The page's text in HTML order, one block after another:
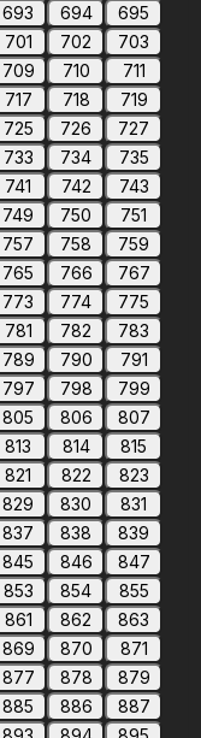
693 694
695
701 702
703
709 710
711
717 718
719
725 726
727
733 734
735
741 742
743
749 750
751
757 758
759
765 766
767
773 774
775
781 782
783
789 790
791
797 798
799
805 806
807
813 814
815
821 822
823
829 830
831
837 838
839
845 846
847
853 854
855
861 862
863
869 870
871
877 878
879
885 886
887